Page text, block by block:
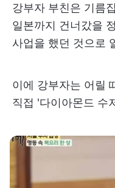
강부자 부친은 기름
일본까지 건너갔을
사업을 했던 것으로
이에 강부자는 어릴
직접 '다이아몬드 수